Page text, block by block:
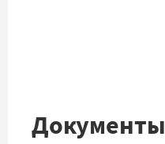
Документы